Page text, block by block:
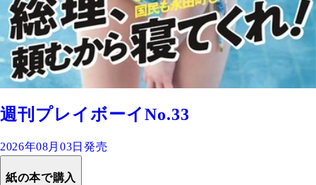
週刊プレイボーイNo.33
2026年08月03日発売
紙の本で購入